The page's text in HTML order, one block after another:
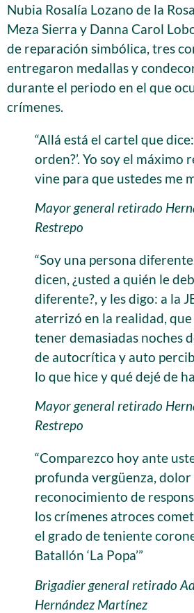
Nubia Rosalía Lozano de la
Meza Sierra y Danna Carol
de reparación simbólica, tres
entregaron medallas y
durante el periodo en el que
crímenes.
“Allá está el cartel que
orden?’. Yo soy el máximo
vine para que ustedes me
Mayor general retirado
Restrepo
“Soy una persona
dicen, ¿usted a quién le
diferente?, y les digo: a la
aterrizó en la realidad, que
tener demasiadas noches
de autocrítica y auto
lo que hice y qué dejé de
Mayor general retirado
Restrepo
“Comparezco hoy ante
profunda vergüenza, dolor
reconocimiento de
los crímenes atroces
el grado de teniente
Batallón ‘La Popa’”
Brigadier general retirado
Hernández Martínez